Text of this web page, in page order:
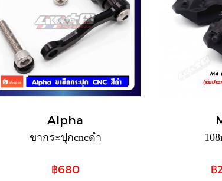
Alpha
ขากระปุกcncดำ
฿680 ฿